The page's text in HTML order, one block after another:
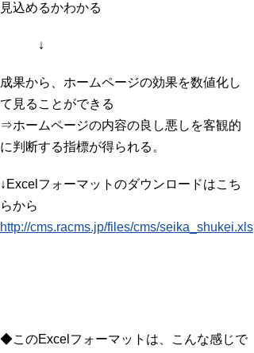
見込めるかわかる
↓
成果から、ホームページの効果を数値化し
て見ることができる
⇒ホームページの内容の良し悪しを客観的
に判断する指標が得られる。
↓Excelフォーマットのダウンロードはこち
らから
http://cms.racms.jp/files/cms/seika_shukei.xls
◆このExcelフォーマットは、こんな感じで